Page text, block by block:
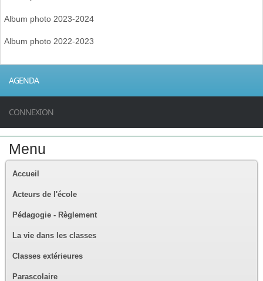
Album photo 2023-2024
Album photo 2022-2023
AGENDA
CONNEXION
Menu
Accueil
Acteurs de l'école
Pédagogie - Règlement
La vie dans les classes
Classes extérieures
Parascolaire